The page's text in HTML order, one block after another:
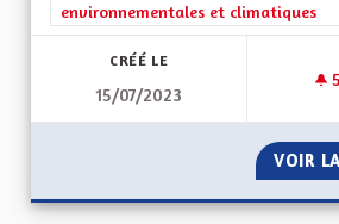
environnementales et climatiques
CRÉÉ LE
15/07/2023
VOIR